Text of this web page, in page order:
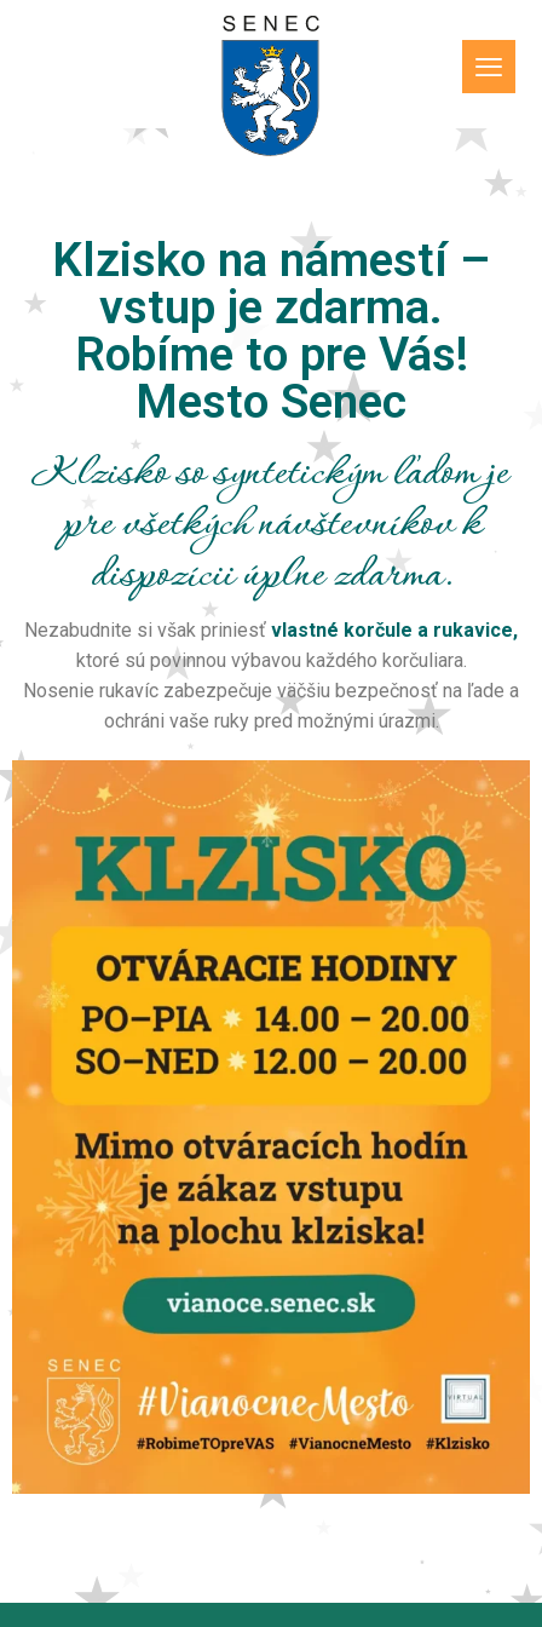
Klzisko na námestí –
vstup je zdarma.
Robíme to pre Vás!
Mesto Senec
Klzisko so syntetickým ľadom je
pre všetkých návštevníkov k
dispozícii úplne zdarma.
Nezabudnite si však priniesť vlastné korčule a rukavice,
ktoré sú povinnou výbavou každého korčuliara.
Nosenie rukavíc zabezpečuje väčšiu bezpečnosť na ľade a
ochráni vaše ruky pred možnými úrazmi.